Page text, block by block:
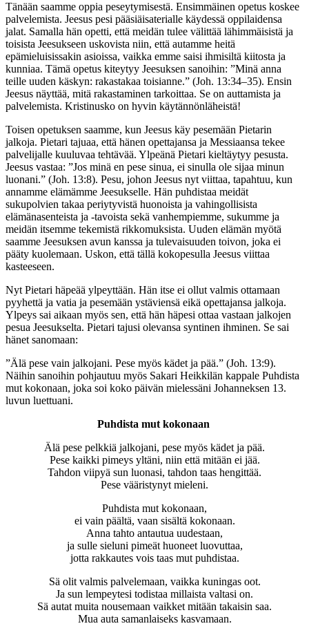
Tänään saamme oppia peseytymisestä. Ensimmäinen opetus koskee
palvelemista. Jeesus pesi pääsiäisaterialle käydessä oppilaidensa
jalat. Samalla hän opetti, että meidän tulee välittää lähimmäisistä ja
toisista Jeesukseen uskovista niin, että autamme heitä
epämieluisissakin asioissa, vaikka emme saisi ihmisiltä kiitosta ja
kunniaa. Tämä opetus kiteytyy Jeesuksen sanoihin: ”Minä anna
teille uuden käskyn: rakastakaa toisianne.” (Joh. 13:34–35). Ensin
Jeesus näyttää, mitä rakastaminen tarkoittaa. Se on auttamista ja
palvelemista. Kristinusko on hyvin käytännönläheistä!
Toisen opetuksen saamme, kun Jeesus käy pesemään Pietarin
jalkoja. Pietari tajuaa, että hänen opettajansa ja Messiaansa tekee
palvelijalle kuuluvaa tehtävää. Ylpeänä Pietari kieltäytyy pesusta.
Jeesus vastaa: ”Jos minä en pese sinua, ei sinulla ole sijaa minun
luonani.” (Joh. 13:8). Pesu, johon Jeesus nyt viittaa, tapahtuu, kun
annamme elämämme Jeesukselle. Hän puhdistaa meidät
sukupolvien takaa periytyvistä huonoista ja vahingollisista
elämänasenteista ja -tavoista sekä vanhempiemme, sukumme ja
meidän itsemme tekemistä rikkomuksista. Uuden elämän myötä
saamme Jeesuksen avun kanssa ja tulevaisuuden toivon, joka ei
pääty kuolemaan. Uskon, että tällä kokopesulla Jeesus viittaa
kasteeseen.
Nyt Pietari häpeää ylpeyttään. Hän itse ei ollut valmis ottamaan
pyyhettä ja vatia ja pesemään ystäviensä eikä opettajansa jalkoja.
Ylpeys sai aikaan myös sen, että hän häpesi ottaa vastaan jalkojen
pesua Jeesukselta. Pietari tajusi olevansa syntinen ihminen. Se sai
hänet sanomaan:
”Älä pese vain jalkojani. Pese myös kädet ja pää.” (Joh. 13:9).
Näihin sanoihin pohjautuu myös Sakari Heikkilän kappale Puhdista
mut kokonaan, joka soi koko päivän mielessäni Johanneksen 13.
luvun luettuani.
Puhdista mut kokonaan
Älä pese pelkkiä jalkojani, pese myös kädet ja pää.
Pese kaikki pimeys yltäni, niin että mitään ei jää.
Tahdon viipyä sun luonasi, tahdon taas hengittää.
Pese vääristynyt mieleni.
Puhdista mut kokonaan,
ei vain päältä, vaan sisältä kokonaan.
Anna tahto antautua uudestaan,
ja sulle sieluni pimeät huoneet luovuttaa,
jotta rakkautes vois taas mut puhdistaa.
Sä olit valmis palvelemaan, vaikka kuningas oot.
Ja sun lempeytesi todistaa millaista valtasi on.
Sä autat muita nousemaan vaikket mitään takaisin saa.
Mua auta samanlaiseks kasvamaan.